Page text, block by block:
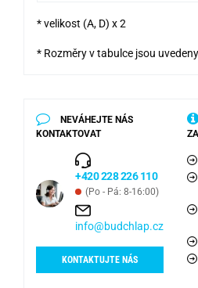
* velikost (A, D) x 2
* Rozměry v tabulce jsou
NEVÁHEJTE NÁS
KONTAKTOVAT
+420 228 226 110
(Po - Pá: 8-16:00)
info@budchlap.cz
KONTAKTUJTE NÁS